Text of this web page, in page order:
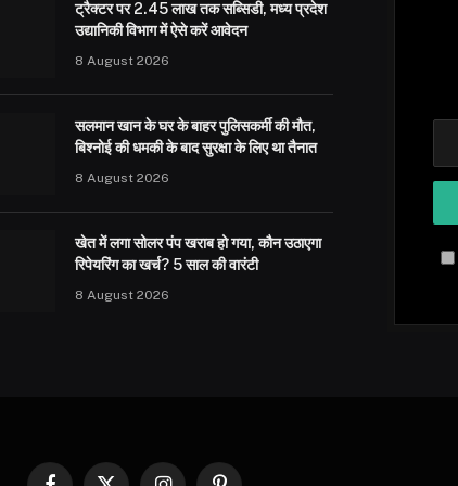
ट्रैक्टर पर 2.45 लाख तक सब्सिडी, मध्य प्रदेश
उद्यानिकी विभाग में ऐसे करें आवेदन
8 August 2026
सलमान खान के घर के बाहर पुलिसकर्मी की मौत,
बिश्नोई की धमकी के बाद सुरक्षा के लिए था तैनात
8 August 2026
खेत में लगा सोलर पंप खराब हो गया, कौन उठाएगा
रिपेयरिंग का खर्च? 5 साल की वारंटी
8 August 2026